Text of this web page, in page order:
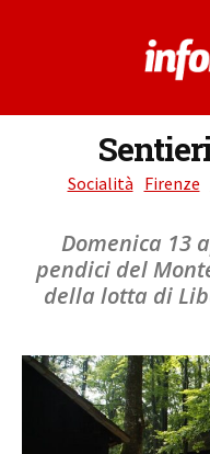
Socialità Firenze
Domenica 13
pendici del
della lotta di